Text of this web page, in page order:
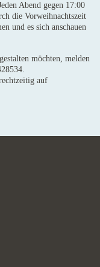
Abend gegen 17:00
die Vorweihnachtszeit
und es sich anschauen
möchten, melden
auf